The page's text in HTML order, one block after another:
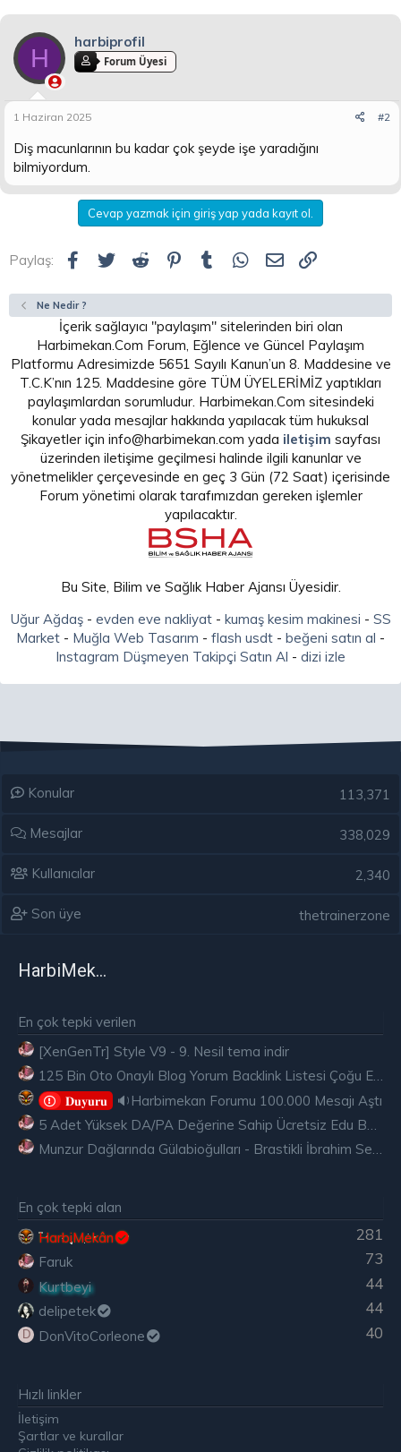
H
harbiprofil
Forum Üyesi
1 Haziran 2025 #2
Diş macunlarının bu kadar çok şeyde işe yaradığını
bilmiyordum.
Cevap yazmak için giriş yap yada kayıt ol.
Paylaş: Facebook
Twitter Reddit Pinterest
Tumblr WhatsApp
E-posta
Ne Nedir ?
İçerik sağlayıcı "paylaşım" sitelerinden biri olan
Harbimekan.Com Forum, Eğlence ve Güncel Paylaşım
Platformu Adresimizde 5651 Sayılı Kanun’un 8. Maddesine ve
T.C.K’nın 125. Maddesine göre TÜM ÜYELERİMİZ yaptıkları
paylaşımlardan sorumludur. Harbimekan.Com sitesindeki
konular yada mesajlar hakkında yapılacak tüm hukuksal
Şikayetler için info@harbimekan.com yada iletişim sayfası
üzerinden iletişime geçilmesi halinde ilgili kanunlar ve
yönetmelikler çerçevesinde en geç 3 Gün (72 Saat) içerisinde
Forum yönetimi olarak tarafımızdan gereken işlemler
yapılacaktır.
Bu Site, Bilim ve Sağlık Haber Ajansı Üyesidir.
Uğur Ağdaş- evden eve nakliyat- kumaş kesim makinesi - SS
Market - Muğla Web Tasarım - flash usdt - beğeni satın al -
Instagram Düşmeyen Takipçi Satın Al - dizi izle
Konular 113,371
Mesajlar 338,029
Kullanıcılar 2,340
Son üye thetrainerzone
HarbiMekân
En çok tepki verilen
[XenGenTr] Style V9 - 9. Nesil tema indir
125 Bin Oto Onaylı Blog Yorum Backlink Listesi Çoğu Edu ve Gov Ücretsiz
𝐃𝐮𝐲𝐮𝐫𝐮
🔉Harbimekan Forumu 100.000 Mesajı Aştı
5 Adet Yüksek DA/PA Değerine Sahip Ücretsiz Edu Backlink
Munzur Dağlarında Gülabioğulları - Brastikli İbrahim Sevindik
En çok tepki alan
281
HarbiMekân
73
Faruk
44
Kurtbeyi
44
delipetek
D 40
DonVitoCorleone
Hızlı linkler
İletişim
Şartlar ve kurallar